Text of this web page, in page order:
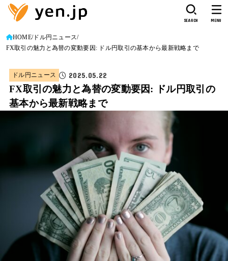
SEARCH MENU
HOME ドル円ニュース
FX取引の魅力と為替の変動要因: ドル円取引の基本から最新戦略まで
ドル円ニュース 2025.05.22
FX取引の魅力と為替の変動要因: ドル円取引の
基本から最新戦略まで